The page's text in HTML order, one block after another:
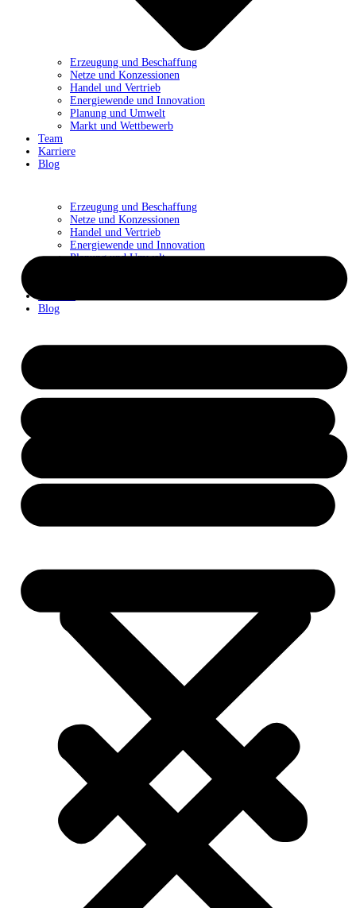
Erzeugung und Beschaffung
Netze und Konzessionen
Handel und Vertrieb
Energiewende und Innovation
Planung und Umwelt
Blog
Erzeugung und Beschaffung
Netze und Konzessionen
Handel und Vertrieb
Energiewende und Innovation
Planung und Umwelt
Markt und Wettbewerb
Team
Karriere
Blog